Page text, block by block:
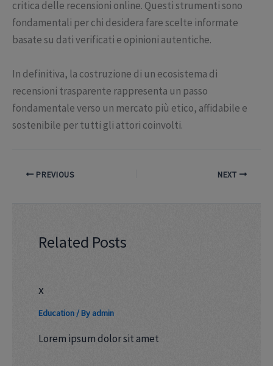
critica delle recensioni online. Questi strumenti sono
fondamentali per chi desidera fare scelte informate
basate su dati verificati e opinioni autentiche.
In definitiva, la costruzione di un ecosistema di
recensioni trasparente rappresenta un passo
fondamentale verso un mercato più etico, affidabile e
sostenibile per tutti gli attori coinvolti.
PREVIOUS NEXT
Related Posts
x
Education/ By admin
Lorem ipsum dolor sit amet